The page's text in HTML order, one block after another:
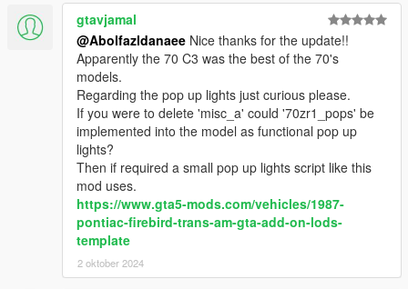
gtavjamal
@Abolfazldanaee Nice thanks for the update!!
Apparently the 70 C3 was the best of the 70's
models.
Regarding the pop up lights just curious please.
If you were to delete 'misc_a' could '70zr1_pops' be
implemented into the model as functional pop up
lights?
Then if required a small pop up lights script like this
mod uses.
https://www.gta5-mods.com/vehicles/1987-
pontiac-firebird-trans-am-gta-add-on-lods-
template
2 oktober 2024